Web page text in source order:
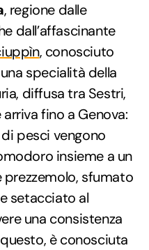
, regione dalle
dall’affascinante
, conosciuto
specialità della
diffusa tra Sestri,
fino a Genova:
pesci vengono
insieme a un
sfumato
setacciato al
una consistenza
è conosciuta